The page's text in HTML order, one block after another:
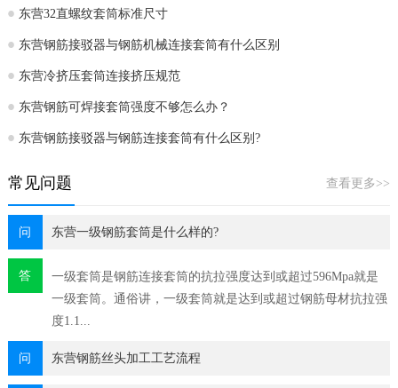
东营32直螺纹套筒标准尺寸
东营钢筋接驳器与钢筋机械连接套筒有什么区别
东营冷挤压套筒连接挤压规范
东营钢筋可焊接套筒强度不够怎么办？
东营钢筋接驳器与钢筋连接套筒有什么区别?
查看更多>>
常见问题
问 东营一级钢筋套筒是什么样的?
答
一级套筒是钢筋连接套筒的抗拉强度达到或超过596Mpa就是
一级套筒。通俗讲，一级套筒就是达到或超过钢筋母材抗拉强
度1.1...
问 东营钢筋丝头加工工艺流程